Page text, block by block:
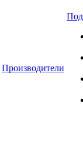
Производители